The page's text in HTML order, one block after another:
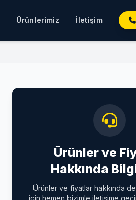
Ürünlerimiz İletişim
Ürünler ve
Hakkında
Ürünler ve fiyatlar hakkında
için hemen bizimle iletişime